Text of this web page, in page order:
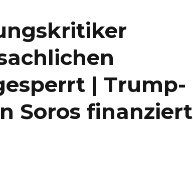
| Trump-
Soros finanziert